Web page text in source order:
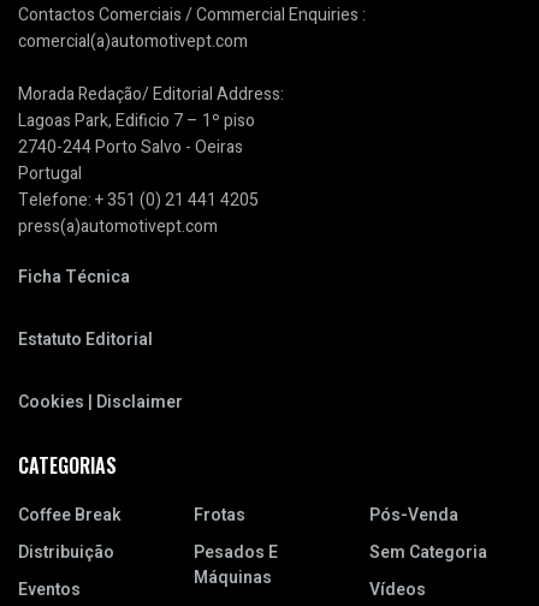
Contactos Comerciais / Commercial Enquiries :
comercial(a)automotivept.com
Morada Redação/ Editorial Address:
Lagoas Park, Edificio 7 – 1º piso
2740-244 Porto Salvo - Oeiras
Portugal
Telefone: + 351 (0) 21 441 4205
press(a)automotivept.com
Ficha Técnica
Estatuto Editorial
Cookies | Disclaimer
CATEGORIAS
Coffee Break
Distribuição
Eventos
Frotas
Pesados E
Máquinas
Pós-Venda
Sem Categoria
Vídeos